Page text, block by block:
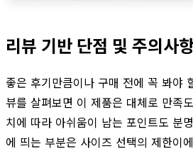
리뷰 기반 단점 및 주의사
좋은 후기만큼이나 구매 전에 꼭 봐야
뷰를 살펴보면 이 제품은 대체로 만족
치에 따라 아쉬움이 남는 포인트도 분
에 띄는 부분은 사이즈 선택의 제한이